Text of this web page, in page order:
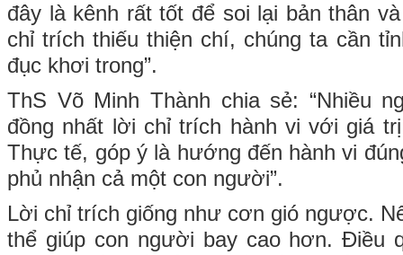
đây là kênh rất tốt để soi lại bản thân
chỉ trích thiếu thiện chí, chúng ta cần
đục khơi trong”.
ThS Võ Minh Thành chia sẻ: “Nhiều
đồng nhất lời chỉ trích hành vi với giá
Thực tế, góp ý là hướng đến hành vi
phủ nhận cả một con người”.
Lời chỉ trích giống như cơn gió ngược.
thể giúp con người bay cao hơn. Điều